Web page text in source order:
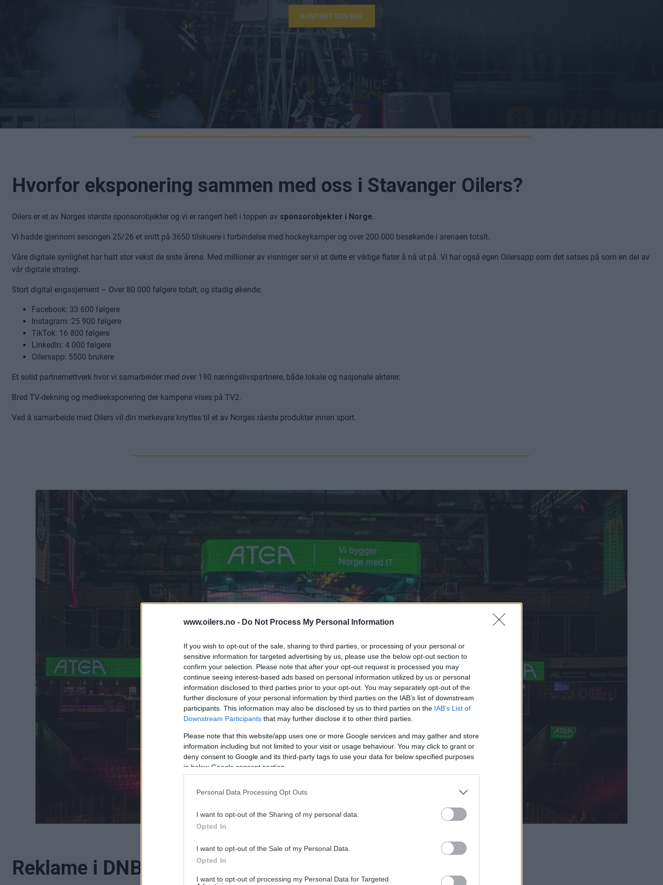
www.oilers.no - Do Not Process My Personal Information
If you wish to opt-out of the sale, sharing to third parties, or processing of your personal or
sensitive information for targeted advertising by us, please use the below opt-out section to
confirm your selection. Please note that after your opt-out request is processed you may
continue seeing interest-based ads based on personal information utilized by us or personal
information disclosed to third parties prior to your opt-out. You may separately opt-out of the
further disclosure of your personal information by third parties on the IAB’s list of downstream
participants. This information may also be disclosed by us to third parties on the IAB’s List of
Downstream Participants that may further disclose it to other third parties.
Please note that this website/app uses one or more Google services and may gather and store
information including but not limited to your visit or usage behaviour. You may click to grant or
deny consent to Google and its third-party tags to use your data for below specified purposes
in below Google consent section.
Personal Data Processing Opt Outs
I want to opt-out of the Sharing of my personal data.
Opted In
I want to opt-out of the Sale of my Personal Data.
Opted In
I want to opt-out of processing my Personal Data for Targeted
KONTAKT OSS HER
Hvorfor eksponering sammen med oss i Stavanger Oilers?
Oilers er et av Norges største sponsorobjekter og vi er rangert helt i toppen av sponsorobjekter i Norge.
Vi hadde gjennom sesongen 25/26 et snitt på 3650 tilskuere i forbindelse med hockeykamper og over 200.000 besøkende i arenaen totalt.
Våre digitale synlighet har hatt stor vekst de siste årene. Med millioner av visninger ser vi at dette er viktige flater å nå ut på. Vi har også egen Oilersapp som det satses på som en del av
vår digitale strategi.
Stort digital engasjement – Over 80 000 følgere totalt, og stadig økende:
Facebook: 33 600 følgere
Instagram: 25 900 følgere
TikTok: 16 800 følgere
LinkedIn: 4 000 følgere
Oilersapp: 5500 brukere
Et solid partnernettverk hvor vi samarbeider med over 190 næringslivspartnere, både lokale og nasjonale aktører.
Bred TV-dekning og medieeksponering der kampene vises på TV2.
Ved å samarbeide med Oilers vil din merkevare knyttes til et av Norges råeste produkter innen sport.
Reklame i DNB Arena